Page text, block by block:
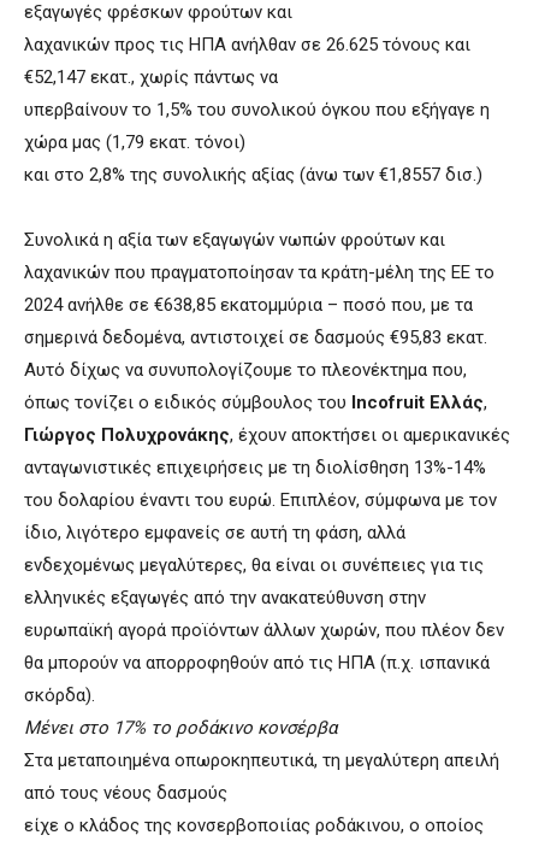
εξαγωγές φρέσκων φρούτων και
λαχανικών προς τις ΗΠΑ ανήλθαν σε 26.625 τόνους και
€52,147 εκατ., χωρίς πάντως να
υπερβαίνουν το 1,5% του συνολικού όγκου που εξήγαγε η
χώρα μας (1,79 εκατ. τόνοι)
και στο 2,8% της συνολικής αξίας (άνω των €1,8557 δισ.)
Συνολικά η αξία των εξαγωγών νωπών φρούτων και
λαχανικών που πραγματοποίησαν τα κράτη-μέλη της ΕΕ το
2024 ανήλθε σε €638,85 εκατομμύρια – ποσό που, με τα
σημερινά δεδομένα, αντιστοιχεί σε δασμούς €95,83 εκατ.
Αυτό δίχως να συνυπολογίζουμε το πλεονέκτημα που,
όπως τονίζει ο ειδικός σύμβουλος του Incofruit Ελλάς,
Γιώργος Πολυχρονάκης, έχουν αποκτήσει οι αμερικανικές
ανταγωνιστικές επιχειρήσεις με τη διολίσθηση 13%-14%
του δολαρίου έναντι του ευρώ. Επιπλέον, σύμφωνα με τον
ίδιο, λιγότερο εμφανείς σε αυτή τη φάση, αλλά
ενδεχομένως μεγαλύτερες, θα είναι οι συνέπειες για τις
ελληνικές εξαγωγές από την ανακατεύθυνση στην
ευρωπαϊκή αγορά προϊόντων άλλων χωρών, που πλέον δεν
θα μπορούν να απορροφηθούν από τις ΗΠΑ (π.χ. ισπανικά
σκόρδα).
Μένει στο 17% το ροδάκινο κονσέρβα
Στα μεταποιημένα οπωροκηπευτικά, τη μεγαλύτερη απειλή
από τους νέους δασμούς
είχε ο κλάδος της κονσερβοποιίας ροδάκινου, ο οποίος